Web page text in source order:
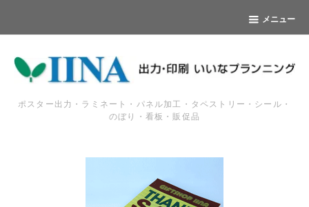
メニュー
ポスター出力・ラミネート・パネル加工・タペストリー・シール・
のぼり・看板・販促品